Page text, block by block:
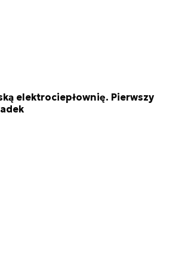
elektrociepłownię. Pierwszy